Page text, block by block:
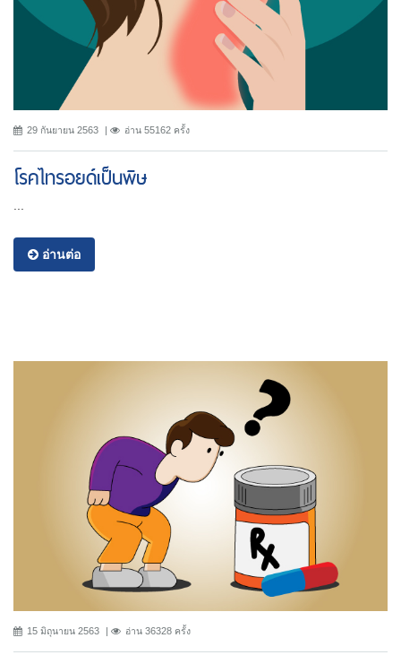
29 กันยายน 2563 อ่าน 55162 ครั้ง
โรคไทรอยด์เป็นพิษ
...
อ่านต่อ
15 มิถุนายน 2563 อ่าน 36328 ครั้ง